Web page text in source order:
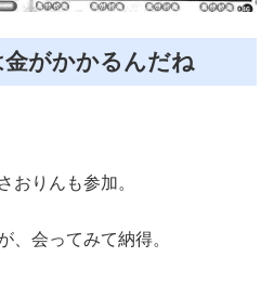
がかかるんだね
おりんも参加。
、会ってみて納得。